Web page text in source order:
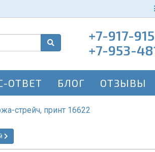
+7-917-
+7-953-
ОТВЕТ БЛОГ ОТЗЫВЫ
стрейч, принт 16622